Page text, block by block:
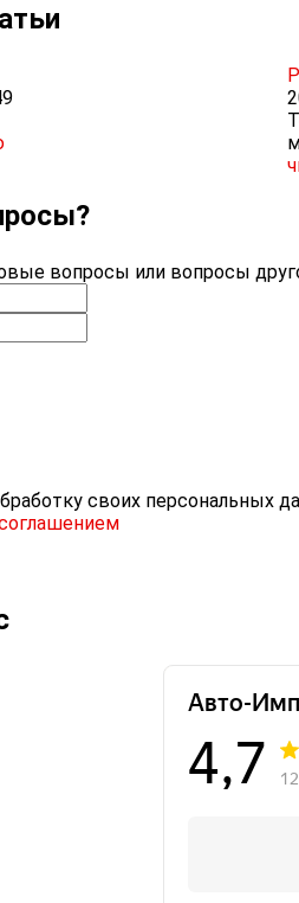
вопросы или вопросы
своих персональных